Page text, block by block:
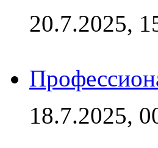
20.7.2025,
18.7.2025,